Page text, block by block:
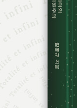
사유의 극복: 삶에 대